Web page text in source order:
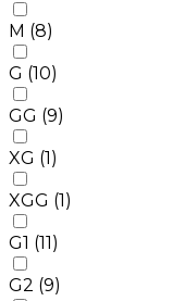
M (8)
G (10)
GG (9)
XG (1)
XGG (1)
G1 (11)
G2 (9)